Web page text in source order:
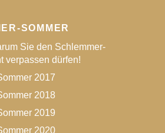
SOMMER
Sie den Schlemmer-
verpassen dürfen!
2017
2018
2019
2020